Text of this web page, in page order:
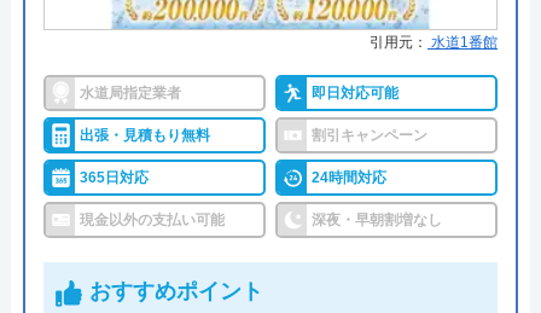
雲町、飯南町、川本町、美郷町、邑南
しまね水道職人のクチコミ on
件のクチコミ）
※クチコミの内容について
satikomatumoto
●保証・保険
PL保険加入1年～5年の無料保証制
度クーリング・オフ制度
詳細は公式HPでご確認ください
水のトラブルサポートセンターがおすすめ
の理由
水のトラブルサポートセンターは、24時間365日年
中無休で営業しています。受付は電話、Web(フォー
引用元： 水道1番館
水道局指定業者 即日対応可能
出張・見積もり無料 割引キャンペーン
365日対応 24時間対応
現金以外の支払い可能 深夜・早朝割増なし
おすすめポイント